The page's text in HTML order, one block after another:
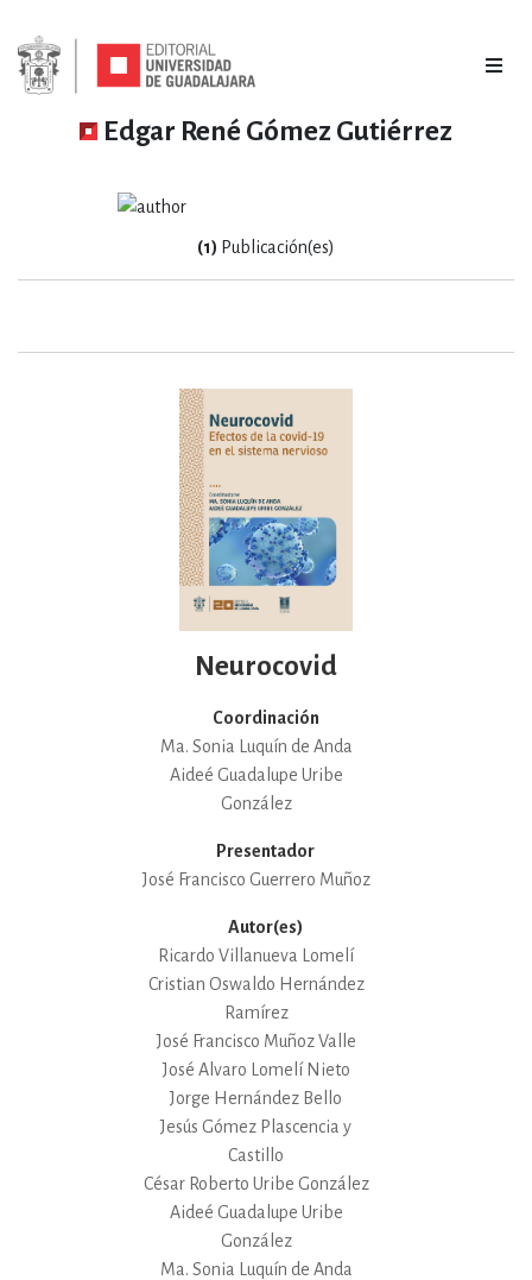
Edgar René Gómez Gutiérrez
(1) Publicación(es)
Neurocovid
Coordinación
Ma. Sonia Luquín de Anda
Aideé Guadalupe Uribe
González
Presentador
José Francisco Guerrero Muñoz
Autor(es)
Ricardo Villanueva Lomelí
Cristian Oswaldo Hernández
Ramírez
José Francisco Muñoz Valle
José Alvaro Lomelí Nieto
Jorge Hernández Bello
Jesús Gómez Plascencia y
Castillo
César Roberto Uribe González
Aideé Guadalupe Uribe
González
Ma. Sonia Luquín de Anda